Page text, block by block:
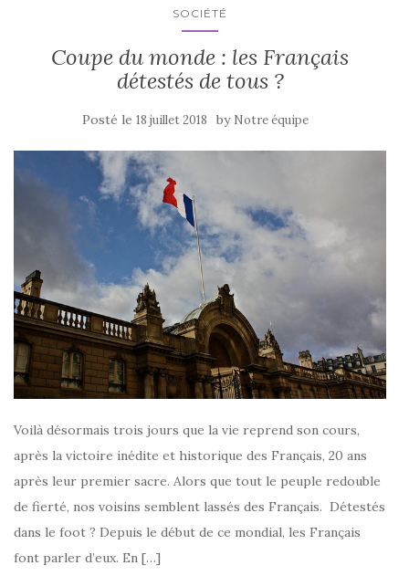
SOCIÉTÉ
Coupe du monde : les Français
détestés de tous ?
Posté le 18 juillet 2018 by Notre équipe
Voilà désormais trois jours que la vie reprend son cours,
après la victoire inédite et historique des Français, 20 ans
après leur premier sacre. Alors que tout le peuple redouble
de fierté, nos voisins semblent lassés des Français. Détestés
dans le foot ? Depuis le début de ce mondial, les Français
font parler d’eux. En […]